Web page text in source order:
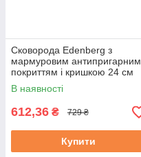
Сковорода Edenberg з
мармуровим антипригарним
покриттям і кришкою 24 см
(EB-7454)
В наявності
612,36 ₴ 729 ₴
Купити